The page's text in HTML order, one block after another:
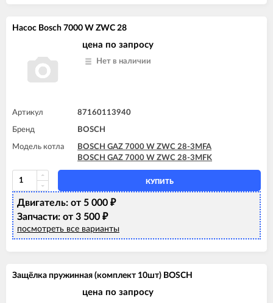
BOSCH GAZ 7000 W ZWC 28-3MFA
BOSCH GAZ 7000 W ZWC 28-3MFK
Насос Bosch 7000 W ZWC 28
цена по запросу
Нет в наличии
Артикул 87160113940
Бренд BOSCH
Модель котла
BOSCH GAZ 7000 W ZWC 28-3MFA
BOSCH GAZ 7000 W ZWC 28-3MFK
КУПИТЬ
Двигатель: от 5 000 ₽
Запчасти: от 3 500 ₽
посмотреть все варианты
Защёлка пружинная (комплект 10шт) BOSCH
цена по запросу